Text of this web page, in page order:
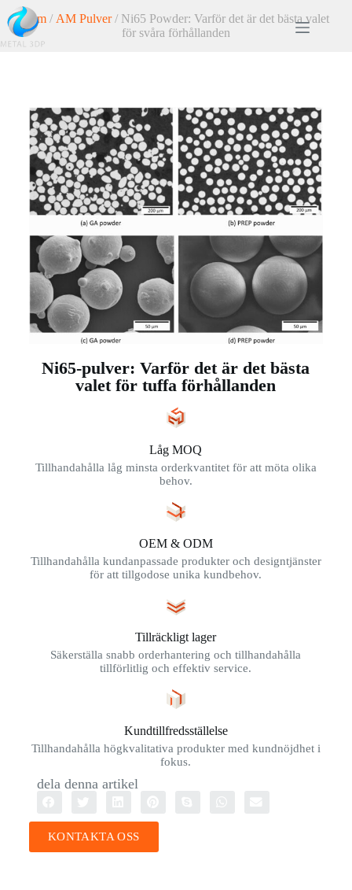
Hem / AM Pulver/ Ni65 Powder: Varför det är det bästa valet
för svåra förhållanden
Ni65-pulver: Varför det är det bästa
valet för tuffa förhållanden
Låg MOQ
Tillhandahålla låg minsta orderkvantitet för att möta olika
behov.
OEM & ODM
Tillhandahålla kundanpassade produkter och designtjänster
för att tillgodose unika kundbehov.
Tillräckligt lager
Säkerställa snabb orderhantering och tillhandahålla
tillförlitlig och effektiv service.
Kundtillfredsställelse
Tillhandahålla högkvalitativa produkter med kundnöjdhet i
fokus.
dela denna artikel
KONTAKTA OSS